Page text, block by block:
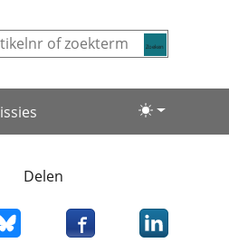
Lichte/
Delen
Xdit item op Bluesky
Deel dit item op
Deel dit